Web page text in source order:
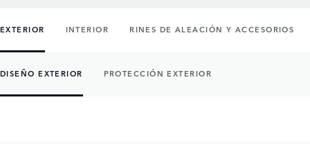
EXTERIOR INTERIOR RINES DE ALEACIÓN Y ACCESORIOS
DISEÑO EXTERIOR PROTECCIÓN EXTERIOR